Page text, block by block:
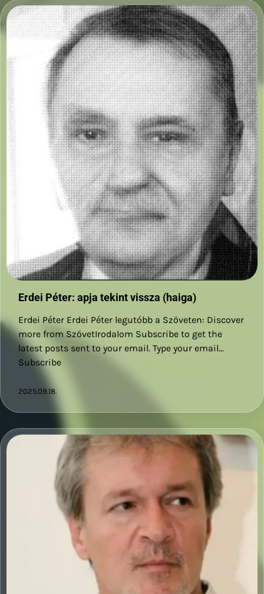
Erdei Péter: apja tekint vissza (haiga)
Erdei Péter Erdei Péter legutóbb a Szöveten: Discover
more from SzövetIrodalom Subscribe to get the
latest posts sent to your email. Type your email…
Subscribe
2025.09.18.